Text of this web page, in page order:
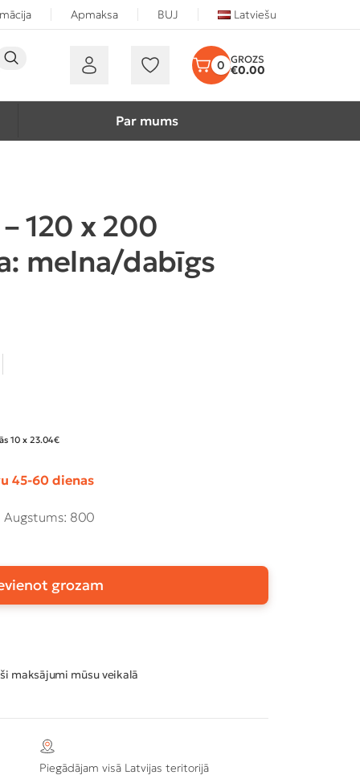
Apmaksa BUJ Latviešu
0 €0.00
Par mums
120 x 200
melna/dabīgs
10 x 23.04€
45-60 dienas
Augstums: 800
grozam
maksājumi mūsu veikalā
Piegādājam visā Latvijas teritorijā